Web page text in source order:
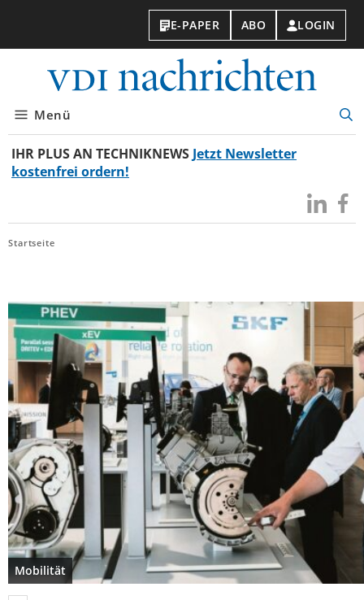
E-PAPER ABO LOGIN
Menü
IHR PLUS AN TECHNIKNEWS Jetzt Newsletter
kostenfrei ordern!
Besuchen
Sie
Sie
Startseite
Mobilität